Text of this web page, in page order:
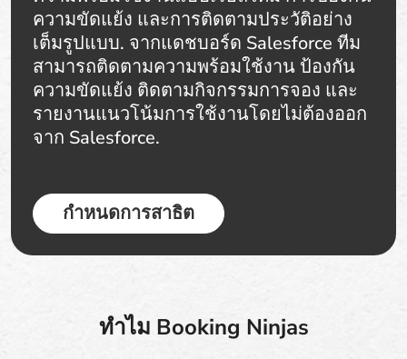
ความขัดแย้ง และการติดตามประวัติอย่าง
เต็มรูปแบบ. จากแดชบอร์ด Salesforce ทีม
สามารถติดตามความพร้อมใช้งาน ป้องกัน
ความขัดแย้ง ติดตามกิจกรรมการจอง และ
รายงานแนวโน้มการใช้งานโดยไม่ต้องออก
จาก Salesforce.
กำหนดการสาธิต
ทำไม Booking Ninjas